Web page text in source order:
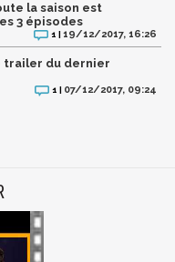
la saison est
3 épisodes
1 |19/12/2017, 16:26
trailer du dernier
1 | 07/12/2017, 09:24